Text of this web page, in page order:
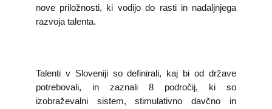
nove priložnosti, ki vodijo do rasti in nadaljnjega
razvoja talenta.
Talenti v Sloveniji so definirali, kaj bi od države
potrebovali, in zaznali 8 področij, ki so
izobraževalni sistem, stimulativno davčno in